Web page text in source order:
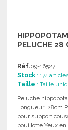
PELUCHE 28
Réf.09-16527
Stock : 174
Taille : Taille
Peluche
Longueur: 28cm
pour support
bouillotte Yeux